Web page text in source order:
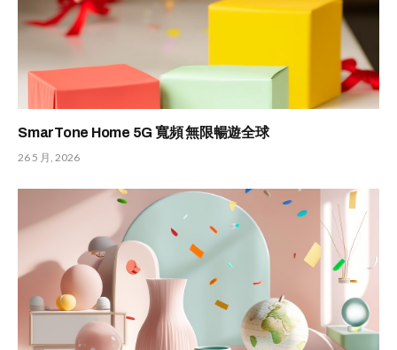
SmarTone Home 5G 寬頻 無限暢遊全球
26 5 月, 2026